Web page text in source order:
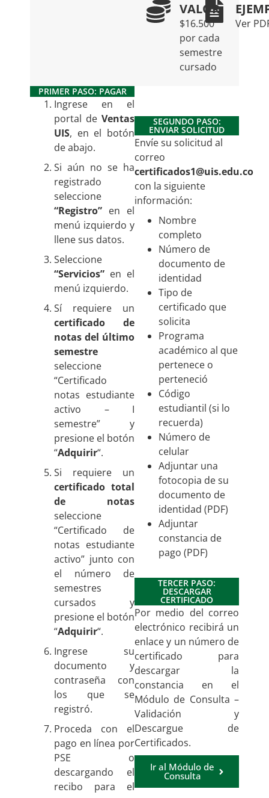
VALOR
$16.500
por cada
semestre
cursado
Ver
PRIMER PASO: PAGAR
Ingrese en el
portal de Ventas
UIS, en el botón
de abajo.
Si aún no se ha
registrado
seleccione
“Registro” en el
menú izquierdo y
llene sus datos.
Seleccione
“Servicios” en el
menú izquierdo.
Sí requiere un
certificado de
notas del último
semestre
seleccione
“Certificado
notas estudiante
activo – I
semestre” y
presione el botón
“Adquirir“.
Si requiere un
certificado total
de notas
seleccione
“Certificado de
notas estudiante
activo” junto con
el número de
semestres
cursados y
presione el botón
“Adquirir“.
Ingrese su
documento y
contraseña con
los que se
registró.
Proceda con el
pago en línea por
PSE o
descargando el
recibo para el
SEGUNDO PASO:
ENVIAR SOLICITUD
Envíe su solicitud al
correo
certificados1@uis.edu.co
con la siguiente
información:
Nombre
completo
Número de
documento de
identidad
Tipo de
certificado que
solicita
Programa
académico al que
pertenece o
perteneció
Código
estudiantil (si lo
recuerda)
Número de
celular
Adjuntar una
fotocopia de su
documento de
identidad (PDF)
Adjuntar
constancia de
pago (PDF)
TERCER PASO:
DESCARGAR
CERTIFICADO
Por medio del correo
electrónico recibirá un
enlace y un número de
certificado para
descargar la
constancia en el
Módulo de Consulta –
Validación y
Descargue de
Certificados.
Ir al Módulo de
Consulta